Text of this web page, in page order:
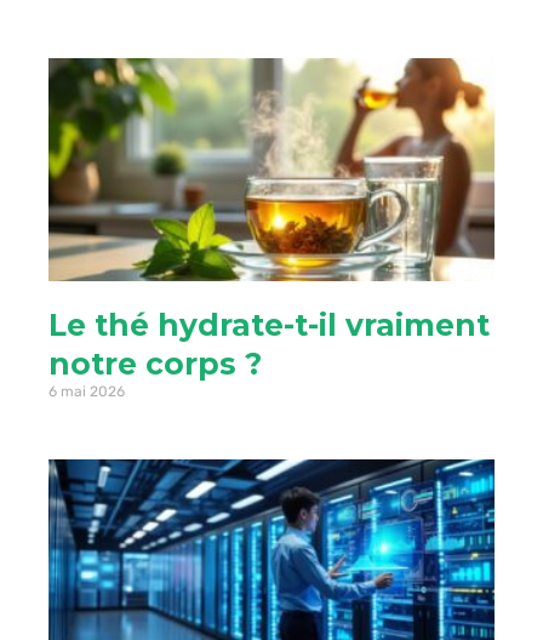
Le thé hydrate-t-il vraiment
notre corps ?
6 mai 2026